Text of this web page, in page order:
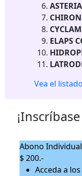
ELAPS
Vea el
Abono
$ 200.-
Acceda a